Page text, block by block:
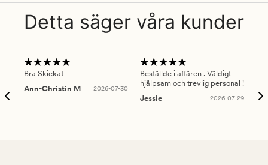
Detta säger våra kunder
Bra Skickat
Ann-Christin M
2026-07-30
Beställde i affären . Väldigt
hjälpsam och trevlig personal !
Jessie
2026-07-29